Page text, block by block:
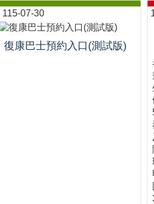
115-07-30
復康巴士預約入口(測試版)